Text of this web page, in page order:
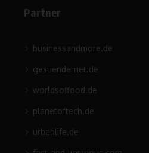
Partner
businessandmore.de
gesuendernet.de
worldsoffood.de
planetoftech.de
urbanlife.de